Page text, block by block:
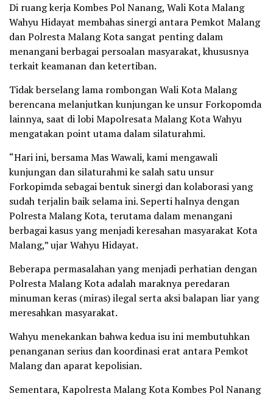
Di ruang kerja Kombes Pol Nanang, Wali Kota Malang
Wahyu Hidayat membahas sinergi antara Pemkot Malang
dan Polresta Malang Kota sangat penting dalam
menangani berbagai persoalan masyarakat, khususnya
terkait keamanan dan ketertiban.
Tidak berselang lama rombongan Wali Kota Malang
berencana melanjutkan kunjungan ke unsur Forkopomda
lainnya, saat di lobi Mapolresata Malang Kota Wahyu
mengatakan point utama dalam silaturahmi.
“Hari ini, bersama Mas Wawali, kami mengawali
kunjungan dan silaturahmi ke salah satu unsur
Forkopimda sebagai bentuk sinergi dan kolaborasi yang
sudah terjalin baik selama ini. Seperti halnya dengan
Polresta Malang Kota, terutama dalam menangani
berbagai kasus yang menjadi keresahan masyarakat Kota
Malang,” ujar Wahyu Hidayat.
Beberapa permasalahan yang menjadi perhatian dengan
Polresta Malang Kota adalah maraknya peredaran
minuman keras (miras) ilegal serta aksi balapan liar yang
meresahkan masyarakat.
Wahyu menekankan bahwa kedua isu ini membutuhkan
penanganan serius dan koordinasi erat antara Pemkot
Malang dan aparat kepolisian.
Sementara, Kapolresta Malang Kota Kombes Pol Nanang